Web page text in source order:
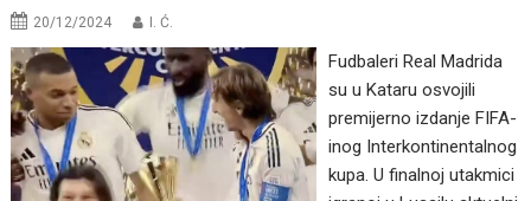
20/12/2024 I. Ć.
Fudbaleri Real Madrida
su u Kataru osvojili
premijerno izdanje FIFA-
inog Interkontinentalnog
kupa. U finalnoj utakmici